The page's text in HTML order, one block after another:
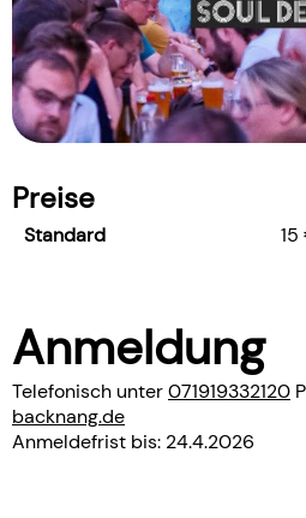
Preise
Standard
Anmeldung
Telefonisch unter071919332120
backnang.de
Anmeldefrist bis: 24.4.2026